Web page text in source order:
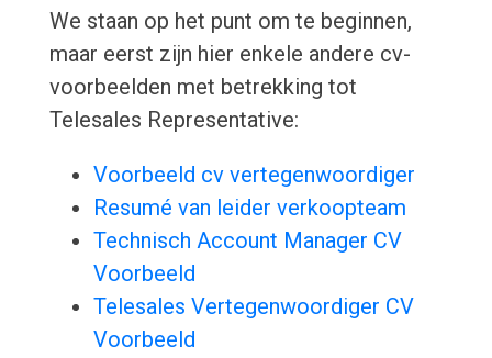
We staan op het punt om te beginnen,
maar eerst zijn hier enkele andere cv-
voorbeelden met betrekking tot
Telesales Representative:
Voorbeeld cv vertegenwoordiger
Resumé van leider verkoopteam
Technisch Account Manager CV
Voorbeeld
Telesales Vertegenwoordiger CV
Voorbeeld